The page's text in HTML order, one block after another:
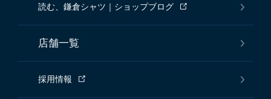
読む、鎌倉シャツ｜ショップブログ
店舗一覧
採用情報